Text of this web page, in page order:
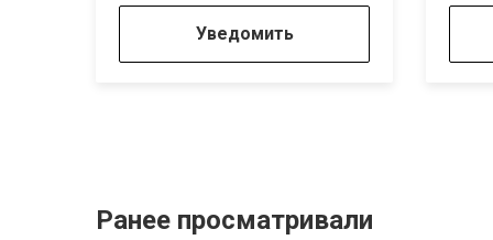
Уведомить
Ранее просматривали